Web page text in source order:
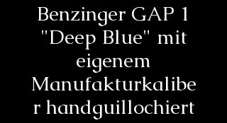
Benzinger GAP 1
"Deep Blue" mit
eigenem
Manufakturkalibe
r handguillochiert